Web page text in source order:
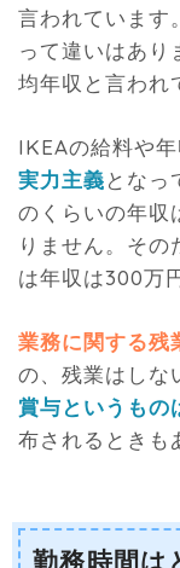
言われています
って違いはあ
均年収と言われ
IKEAの給料や
実力主義となっ
のくらいの年収
りません。そ
は年収は300万
業務に関する残
の、残業はしな
賞与というもの
布されるときも
勤務時間は